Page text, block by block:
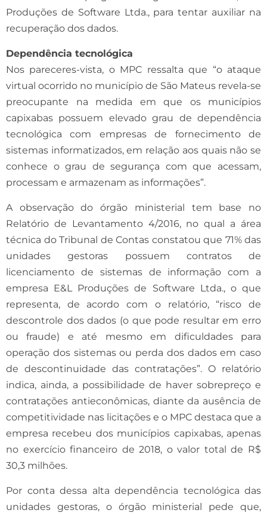
Produções de Software Ltda., para tentar auxiliar na
recuperação dos dados.
Dependência tecnológica
Nos pareceres-vista, o MPC ressalta que “o ataque
virtual ocorrido no município de São Mateus revela-se
preocupante na medida em que os municípios
capixabas possuem elevado grau de dependência
tecnológica com empresas de fornecimento de
sistemas informatizados, em relação aos quais não se
conhece o grau de segurança com que acessam,
processam e armazenam as informações”.
A observação do órgão ministerial tem base no
Relatório de Levantamento 4/2016, no qual a área
técnica do Tribunal de Contas constatou que 71% das
unidades gestoras possuem contratos de
licenciamento de sistemas de informação com a
empresa E&L Produções de Software Ltda., o que
representa, de acordo com o relatório, “risco de
descontrole dos dados (o que pode resultar em erro
ou fraude) e até mesmo em dificuldades para
operação dos sistemas ou perda dos dados em caso
de descontinuidade das contratações”. O relatório
indica, ainda, a possibilidade de haver sobrepreço e
contratações antieconômicas, diante da ausência de
competitividade nas licitações e o MPC destaca que a
empresa recebeu dos municípios capixabas, apenas
no exercício financeiro de 2018, o valor total de R$
30,3 milhões.
Por conta dessa alta dependência tecnológica das
unidades gestoras, o órgão ministerial pede que,